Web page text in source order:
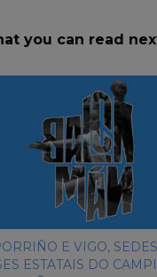
you can read
E VIGO,
ESTATAIS DO